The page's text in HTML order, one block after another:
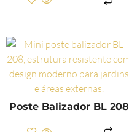
Poste Balizador BL 208